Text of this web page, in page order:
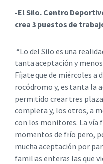
-El Silo. Centro
crea 3 puestos de
“Lo del Silo es una
tanta aceptación y
Fíjate que de miércoles
rocódromo y, es tanta la
permitido crear tres
completa y, los otros, a
con los monitores. La vía
momentos de frío pero,
mucha aceptación por
familias enteras las que